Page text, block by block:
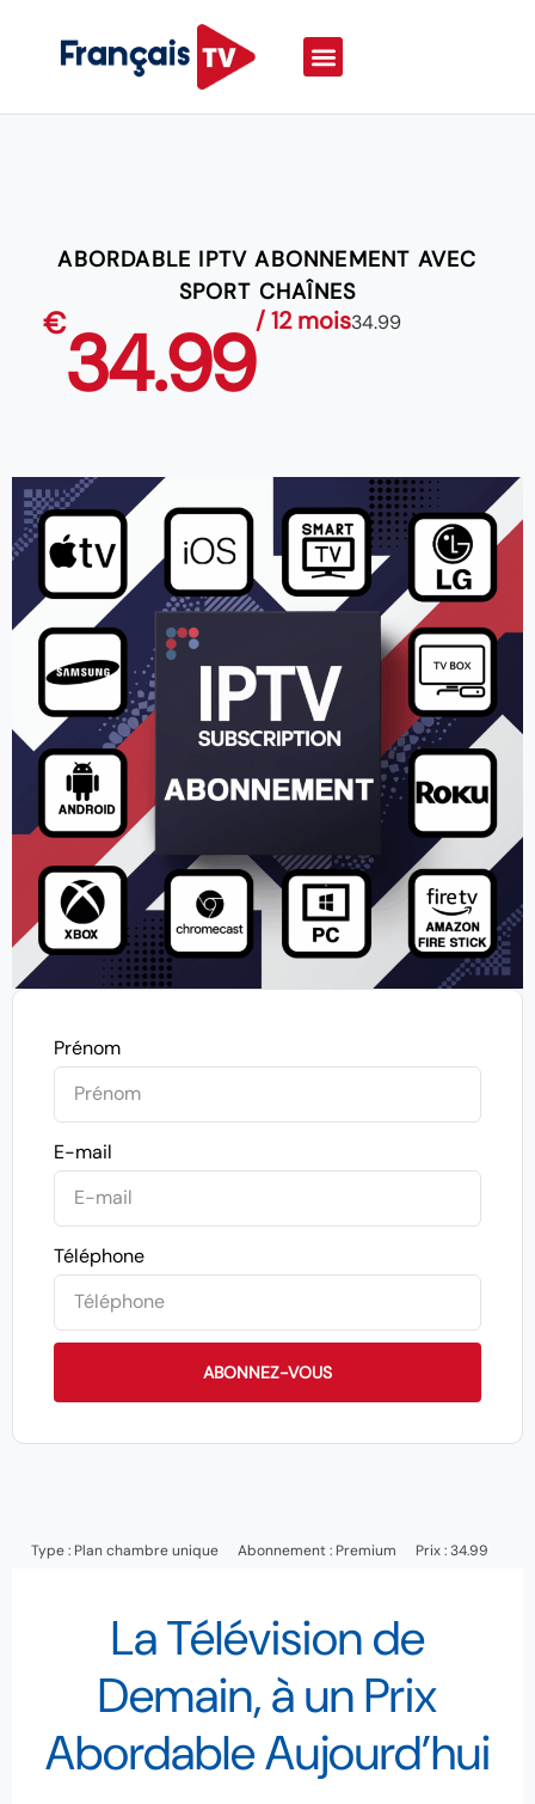
ABORDABLE IPTV ABONNEMENT AVEC
SPORT CHAÎNES
€34.99/ 12 mois34.99
Prénom
E-mail
Téléphone
ABONNEZ-VOUS
Type : Plan chambre unique Abonnement : Premium Prix : 34.99
La Télévision de
Demain, à un Prix
Abordable Aujourd’hui